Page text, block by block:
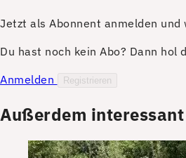
Jetzt als Abonnent anmelden und
Du hast noch kein Abo? Dann
Anmelden
Registrieren
Außerdem interessant